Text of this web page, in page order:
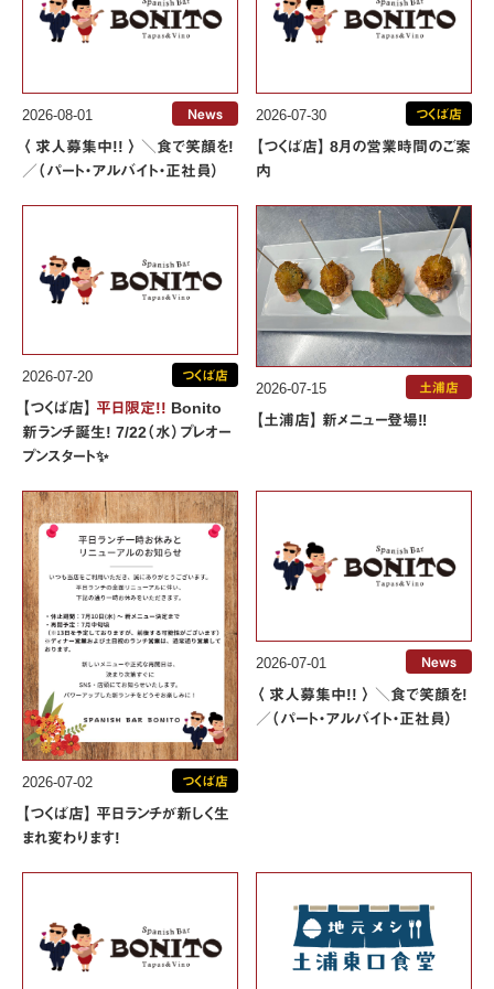
2026-08-01 News
〈 求人募集中!! 〉 ＼食で笑顔を!
／（パート・アルバイト・正社員）
2026-07-30 つくば店
【つくば店】 8月の営業時間のご案
内
平日限定!! Bonito 新ランチ誕生! 7/22（水）プレオープンスタート✨page-visual 【つくば店】
平日限定!!
Bonito 新ランチ誕生! 7/22（水）プレオープンスタート✨ビジュアル">
2026-07-20 つくば店
【つくば店】 平日限定!! Bonito
新ランチ誕生! 7/22（水）プレオー
プンスタート✨
2026-07-15 土浦店
【土浦店】 新メニュー登場‼️
2026-07-02 つくば店
【つくば店】 平日ランチが新しく生
まれ変わります!
2026-07-01 News
〈 求人募集中!! 〉 ＼食で笑顔を!
／（パート・アルバイト・正社員）